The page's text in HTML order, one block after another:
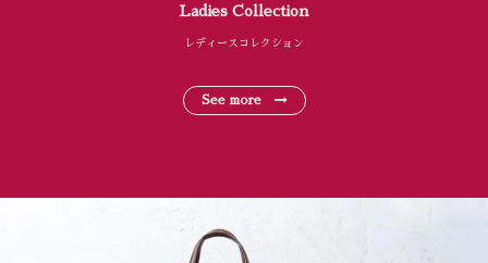
Ladies Collection
レディースコレクション
See more